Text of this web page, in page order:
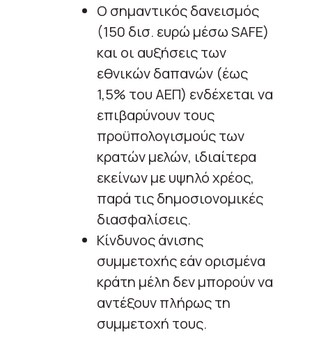
Ο σημαντικός δανεισμός
(150 δισ. ευρώ μέσω SAFE)
και οι αυξήσεις των
εθνικών δαπανών (έως
1,5% του ΑΕΠ) ενδέχεται να
επιβαρύνουν τους
προϋπολογισμούς των
κρατών μελών, ιδιαίτερα
εκείνων με υψηλό χρέος,
παρά τις δημοσιονομικές
διασφαλίσεις.
Κίνδυνος άνισης
συμμετοχής εάν ορισμένα
κράτη μέλη δεν μπορούν να
αντέξουν πλήρως τη
συμμετοχή τους.